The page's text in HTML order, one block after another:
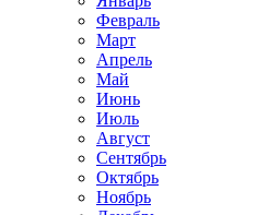
Февраль
Март
Апрель
Май
Июнь
Июль
Август
Сентябрь
Октябрь
Ноябрь